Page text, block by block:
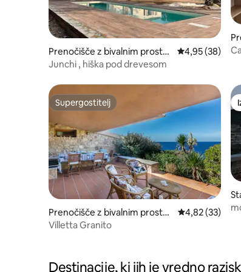
Prenočišče z bivalnim prostor
om
Povprečna
4,95 (38)
Junchi , hiška pod drevesom
Supergostitelj
Supergostitelj
Prenočišče z bivalnim prostor
om
Povprečna
4,82 (33)
Villetta Granito
Destinacije, ki jih je vredno